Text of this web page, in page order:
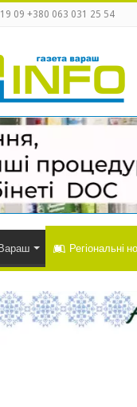
09 +380 063 031 25 54
Регіональні